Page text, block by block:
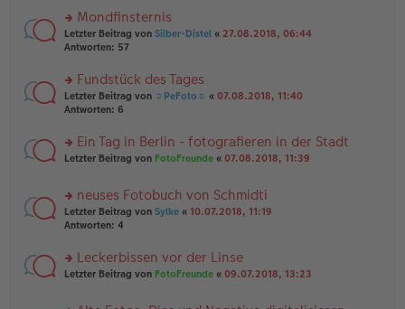
a
g
e
n
er
tr
a
g
n
g
el
e
n
er
tr
a
rs
te
n
g
el
e
n
ei
tr
a
Mondfinsternis
Letzter Beitrag von Silber-Distel « 27.08.2018, 06:44
Antworten: 57
rs
te
n
g
es
e
n
er
ei
tr
Fundstück des Tages
Letzter Beitrag von ☼PeFoto☼ « 07.08.2018, 11:40
Antworten: 6
rs
u
n
g
es
e
n
Ein Tag in Berlin - fotografieren in der Stadt
Letzter Beitrag von FotoFreunde « 07.08.2018, 11:39
rs
te
n
g
es
neuses Fotobuch von Schmidti
Letzter Beitrag von Sylke « 10.07.2018, 11:19
Antworten: 4
rs
Leckerbissen vor der Linse
Letzter Beitrag von FotoFreunde « 09.07.2018, 13:23